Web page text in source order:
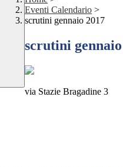
Eventi Calendario >
scrutini gennaio 2017
scrutini gennaio
via Stazie Bragadine 3